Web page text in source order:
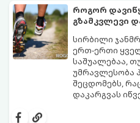
თანამედროვე
არასწორი
დაღლილობას,
განლევასა და
არეში.
სინთეტიკური
დაწყებამდე,
სერიოზული
უმჯობესია
როგორ
გზამკვლევი
სირბილი
ერთ-ერთი
საშუალებაა,
უმრავლესობა
შეცდომებს,
დაკარგვას
ნაწილად